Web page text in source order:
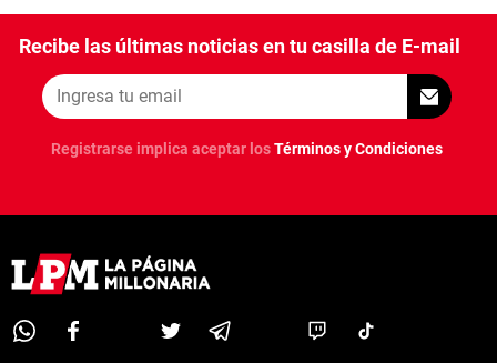
Recibe las últimas noticias en tu casilla de E-mail
Registrarse implica aceptar losTérminos y Condiciones